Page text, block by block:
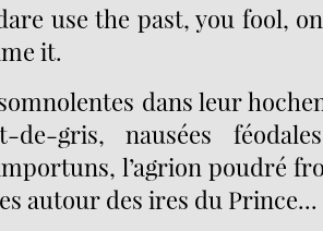
use the past, you fool,
it.
dans leur
de-gris, nausées
l’agrion poudré
autour des ires du Prince...